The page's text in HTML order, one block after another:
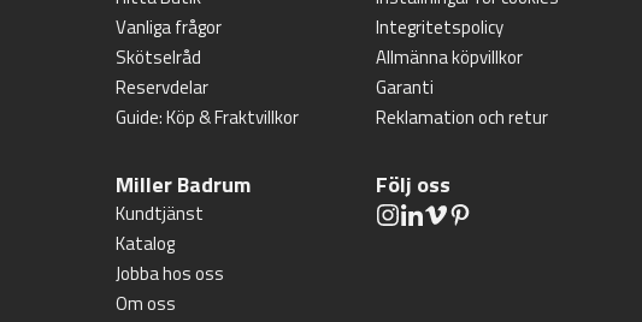
Vanliga frågor
Skötselråd
Reservdelar
Guide: Köp & Fraktvillkor
Integritetspolicy
Allmänna köpvillkor
Garanti
Reklamation och retur
Miller Badrum
Kundtjänst
Katalog
Jobba hos oss
Om oss
Följ oss